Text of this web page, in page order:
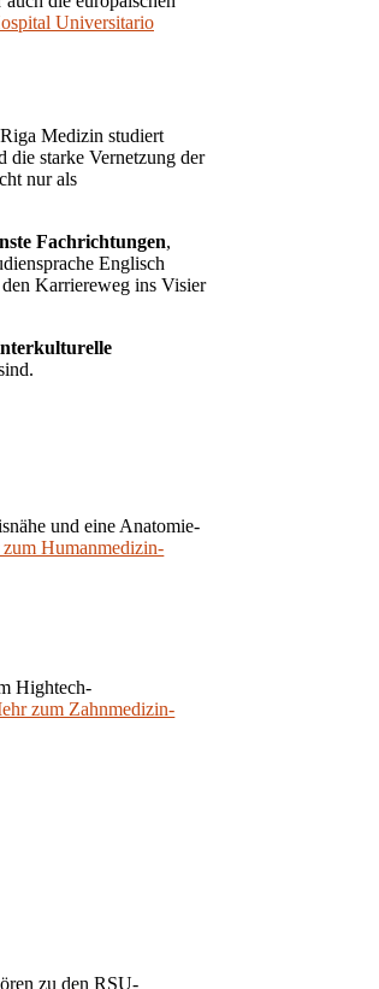
Universitario
Medizin studiert
die starke Vernetzung der
nur als
Fachrichtungen,
Englisch
Karriereweg ins Visier
und eine Anatomie-
Humanmedizin-
Hightech-
zum Zahnmedizin-
zu den RSU-